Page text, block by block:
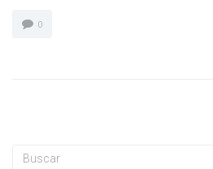
0
Buscar